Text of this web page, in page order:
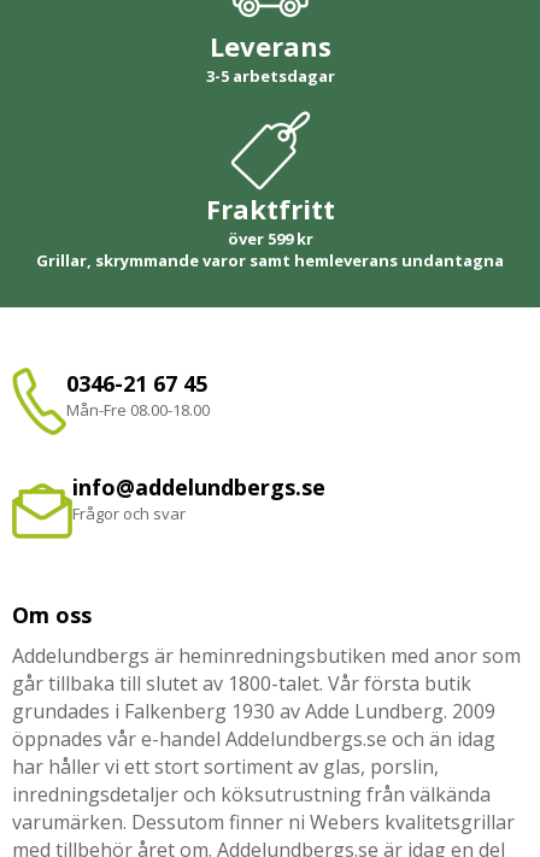
Leverans
3-5 arbetsdagar
Fraktfritt
över 599 kr
Grillar, skrymmande varor samt hemleverans undantagna
0346-21 67 45
Mån-Fre 08.00-18.00
info@addelundbergs.se
Frågor och svar
Om oss
Addelundbergs är heminredningsbutiken med anor som
går tillbaka till slutet av 1800-talet. Vår första butik
grundades i Falkenberg 1930 av Adde Lundberg. 2009
öppnades vår e-handel Addelundbergs.se och än idag
har håller vi ett stort sortiment av glas, porslin,
inredningsdetaljer och köksutrustning från välkända
varumärken. Dessutom finner ni Webers kvalitetsgrillar
med tillbehör året om. Addelundbergs.se är idag en del